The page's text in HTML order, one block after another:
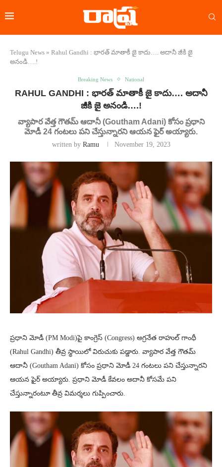
Telugu News » Rahul Gandhi : భారత్ మాతాకీ జై కాదు…. అదానీ జీకి జై
అనండి….!
Breaking News National
RAHUL GANDHI : భారత్ మాతాకీ జై కాదు…. అదానీ
జీకి జై అనండి….!
వ్యాపార వేత్త గౌతమ్ ఆదానీ (Goutham Adani) కోసం ప్రధాని
మోడీ 24 గంటలు పని చేస్తున్నారని ఆయన ఫైర్ అయ్యారు.
written by Ramu November 19, 2023
ప్రధాని మోడీ (PM Modi)పై కాంగ్రెస్ (Congress) అగ్రనేత రాహుల్ గాంధీ
(Rahul Gandhi) తీవ్ర స్థాయిలో విరుచుకు పడ్డారు. వ్యాపార వేత్త గౌతమ్
ఆదానీ (Goutham Adani) కోసం ప్రధాని మోడీ 24 గంటలు పని చేస్తున్నారని
ఆయన ఫైర్ అయ్యారు. ప్రధాని మోడీ కేవలం అదానీ కోసమే పని
చేస్తున్నారంటూ తీవ్ర విమర్శలు గుప్పించారు.